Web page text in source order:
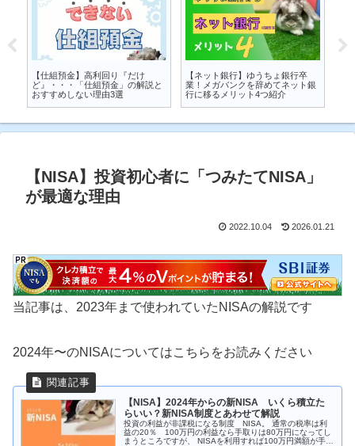
【仕組預金】高利回り『だけ
ど』・・・「仕組預金」の解説と
おすすめしない理由3選
【ネット銀行】ゆうちょ銀行卒
業！メガバンクを辞めてネット銀
行に移るメリット4つ紹介
【NISA】投資初心者に「つみたてNISA」
が最適な理由
2022.10.04 2026.01.21
当記事は、2023年まで使われていたNISAの解説です
2024年〜のNISAについてはこちらをお読みください
【NISA】2024年からの新NISA いくら積立た
らいい？新NISA制度とあわせて解説
投資の利益が非課税になる制度 NISA。 通常の税率は利
益の20％ 100万円の利益なら手取りは80万円になってし
まうところですが、 NISAを利用すれば100万円満額が手取